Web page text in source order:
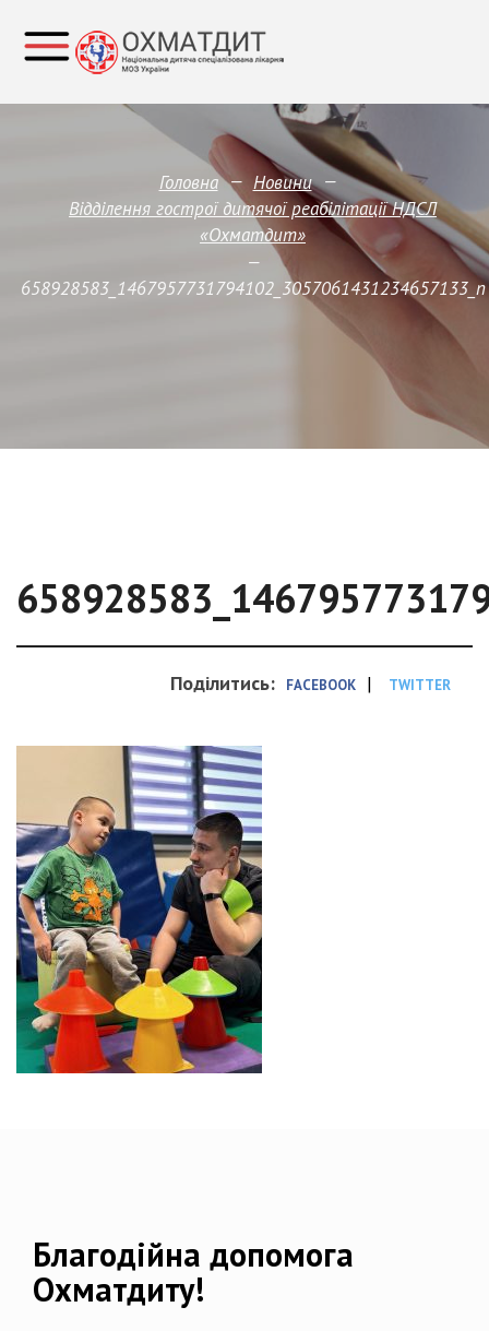
Головна — Новини —
Відділення гострої дитячої реабілітації НДСЛ
«Охматдит»
—
658928583_1467957731794102_3057061431234657133_n
Поділитись: FACEBOOK | TWITTER
Благодійна допомога
Охматдиту!